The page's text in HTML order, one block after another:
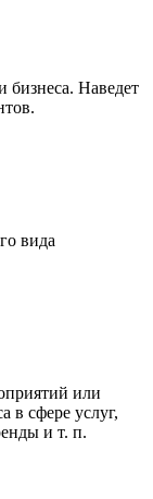
бизнеса. Наведет
вида
или
в сфере услуг,
и т. п.